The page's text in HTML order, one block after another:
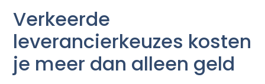
Verkeerde
leverancierkeuzes kosten
je meer dan alleen geld